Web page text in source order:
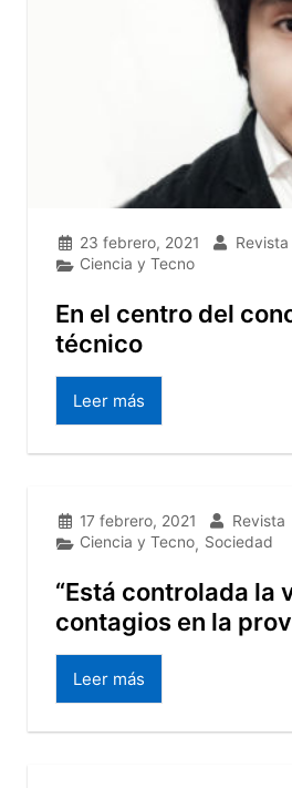
23 febrero, 2021
Revista
Ciencia y Tecno
En el centro del
técnico
Leer más
17 febrero, 2021
Revista
Ciencia y Tecno, Sociedad
“Está controlada la
contagios en la
Leer más